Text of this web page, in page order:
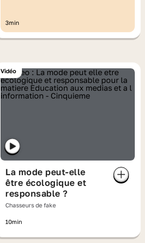
3min
Vidéo
La mode peut-elle
être écologique et
responsable ?
Chasseurs de fake
10min